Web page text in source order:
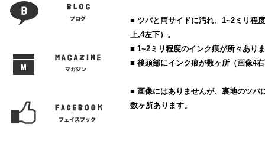
■ ツバと両サイドに汚れ、1~2ミリ程
上,4左下）。
■ 1~2ミリ程度のインク痕が所々あり
■ 後頭部にインク痕が数ヶ所（画像4
■ 画像にはありませんが、裏地のツバ
数ヶ所あります。